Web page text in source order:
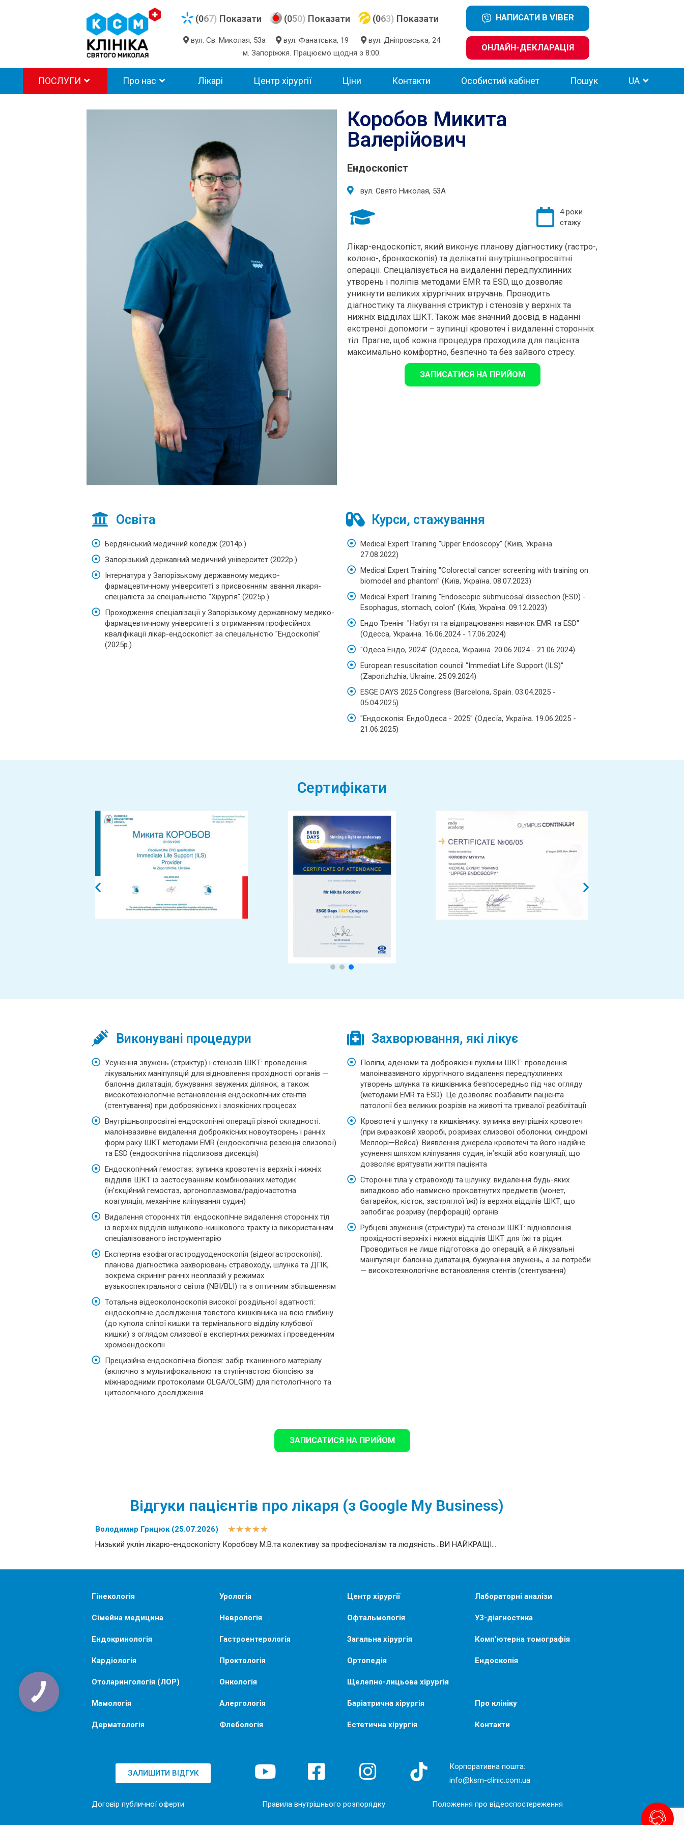
(067) Показати (050) Показати
вул. Св. Миколая, 53а вул. Фанатська, 19
вул. Дніпровська, 24
м. Запоріжжя. Працюємо щодня з 8:00.
(063) Показати НАПИСАТИ В VIBER
ОНЛАЙН-ДЕКЛАРАЦІЯ
ПОСЛУГИ Про нас Лікарі Центр хірургії Ціни Контакти Особистий кабінет Пошук UA
Коробов Микита
Валерійович
Ендоскопіст
вул. Свято Николая, 53А
4 роки
стажу
Лікар-ендоскопіст, який виконує планову діагностику (гастро-,
колоно-, бронхоскопія) та делікатні внутрішньопросвітні
операції. Спеціалізується на видаленні передпухлинних
утворень і поліпів методами EMR та ESD, що дозволяє
уникнути великих хірургічних втручань. Проводить
діагностику та лікування стриктур і стенозів у верхніх та
нижніх відділах ШКТ. Також має значний досвід в наданні
екстреної допомоги – зупинці кровотеч і видаленні сторонніх
тіл. Прагне, щоб кожна процедура проходила для пацієнта
максимально комфортно, безпечно та без зайвого стресу.
ЗАПИСАТИСЯ НА ПРИЙОМ
Освіта
Бердянський медичний коледж (2014р.)
Запорізький державний медичний університет (2022р.)
Інтернатура у Запорізькому державному медико-
фармацевтичному університеті з присвоєнням звання лікаря-
спеціаліста за спеціальністю "Хірургія" (2025р.)
Проходження спеціалізації у Запорізькому державному медико-
фармацевтичному університеті з отриманням професійнох
кваліфікації лікар-ендоскопіст за спецальністю "Ендоскопія"
(2025р.)
Курси, стажування
Medical Expert Training "Upper Endoscopy" (Київ, Україна.
27.08.2022)
Medical Expert Training "Colorectal cancer screening with training on
biomodel and phantom" (Київ, Україна. 08.07.2023)
Medical Expert Training "Endoscopic submucosal dissection (ESD) -
Esophagus, stomach, colon" (Київ, Україна. 09.12.2023)
Ендо Тренінг "Набуття та відпрацювання навичок EMR та ESD"
(Одесса, Украина. 16.06.2024 - 17.06.2024)
"Одеса Ендо, 2024" (Одесса, Украина. 20.06.2024 - 21.06.2024)
European resuscitation council "Immediat Life Support (ILS)"
(Zaporizhzhia, Ukraine. 25.09.2024)
ESGE DAYS 2025 Congress (Barcelona, Spain. 03.04.2025 -
05.04.2025)
"Ендоскопія: ЕндоОдеса - 2025" (Одесїа, Україна. 19.06.2025 -
21.06.2025)
Сертифікати
Виконувані процедури
Усунення звужень (стриктур) і стенозів ШКТ: проведення
лікувальних маніпуляцій для відновлення прохідності органів —
балонна дилатація, бужування звужених ділянок, а також
високотехнологічне встановлення ендоскопічних стентів
(стентування) при доброякісних і злоякісних процесах
Внутрішньопросвітні ендоскопічні операції різної складності:
малоінвазивне видалення доброякісних новоутворень і ранніх
форм раку ШКТ методами EMR (ендоскопічна резекція слизової)
та ESD (ендоскопічна підслизова дисекція)
Ендоскопічний гемостаз: зупинка кровотеч із верхніх і нижніх
відділів ШКТ із застосуванням комбінованих методик
(ін’єкційний гемостаз, аргоноплазмова/радіочастотна
коагуляція, механічне кліпування судин)
Видалення сторонніх тіл: ендоскопічне видалення сторонніх тіл
із верхніх відділів шлунково-кишкового тракту із використанням
спеціалізованого інструментарію
Експертна езофагогастродуоденоскопія (відеогастроскопія):
планова діагностика захворювань стравоходу, шлунка та ДПК,
зокрема скринінг ранніх неоплазій у режимах
вузькоспектрального світла (NBI/BLI) та з оптичним збільшенням
Тотальна відеоколоноскопія високої роздільної здатності:
ендоскопічне дослідження товстого кишківника на всю глибину
(до купола сліпої кишки та термінального відділу клубової
кишки) з оглядом слизової в експертних режимах і проведенням
хромоендоскопії
Прецизійна ендоскопічна біопсія: забір тканинного матеріалу
(включно з мультифокальною та ступінчастою біопсією за
міжнародними протоколами OLGA/OLGIM) для гістологічного та
цитологічного дослідження
Захворювання, які лікує
Поліпи, аденоми та доброякісні пухлини ШКТ: проведення
малоінвазивного хірургічного видалення передпухлинних
утворень шлунка та кишківника безпосередньо під час огляду
(методами EMR та ESD). Це дозволяє позбавити пацієнта
патології без великих розрізів на животі та тривалої реабілітації
Кровотечі у шлунку та кишківнику: зупинка внутрішніх кровотеч
(при виразковій хворобі, розривах слизової оболонки, синдромі
Меллорі—Вейса). Виявлення джерела кровотечі та його надійне
усунення шляхом кліпування судин, ін’єкцій або коагуляції, що
дозволяє врятувати життя пацієнта
Сторонні тіла у стравоході та шлунку: видалення будь-яких
випадково або навмисно проковтнутих предметів (монет,
батарейок, кісток, застряглої їжі) із верхніх відділів ШКТ, що
запобігає розриву (перфорації) органів
Рубцеві звуження (стриктури) та стенози ШКТ: відновлення
прохідності верхніх і нижніх відділів ШКТ для їжі та рідин.
Проводиться не лише підготовка до операцій, а й лікувальні
маніпуляції: балонна дилатація, бужування звужень, а за потреби
— високотехнологічне встановлення стентів (стентування)
ЗАПИСАТИСЯ НА ПРИЙОМ
Відгуки пацієнтів про лікаря (з Google My Business)
Володимир Грицюк (25.07.2026) ★★★★★
Низький уклін лікарю-ендоскопісту Коробову М.В.та колективу за професіоналізм та людяність...ВИ НАЙКРАЩІ...
Гінекологія
Сімейна медицина
Ендокринологія
Кардіологія
Отоларингологія (ЛОР)
Мамологія
Дерматологія
Урологія
Неврологія
Гастроентерологія
Проктологія
Онкологія
Алергологія
Флебологія
Центр хірургії
Офтальмологія
Загальна хірургія
Ортопедія
Щелепно-лицьова хірургія
Баріатрична хірургія
Естетична хірургія
Лабораторні аналізи
УЗ-діагностика
Комп’ютерна томографія
Ендоскопія
Про клініку
Контакти
ЗАЛИШИТИ ВІДГУК
Корпоративна пошта:
info@ksm-clinic.com.ua
Договір публичної оферти Правила внутрішнього розпорядку Положення про відеоспостереження